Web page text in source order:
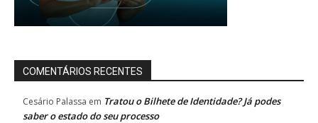
COMENTÁRIOS RECENTES
Cesário Palassa em Tratou o Bilhete de Identidade? Já podes
saber o estado do seu processo